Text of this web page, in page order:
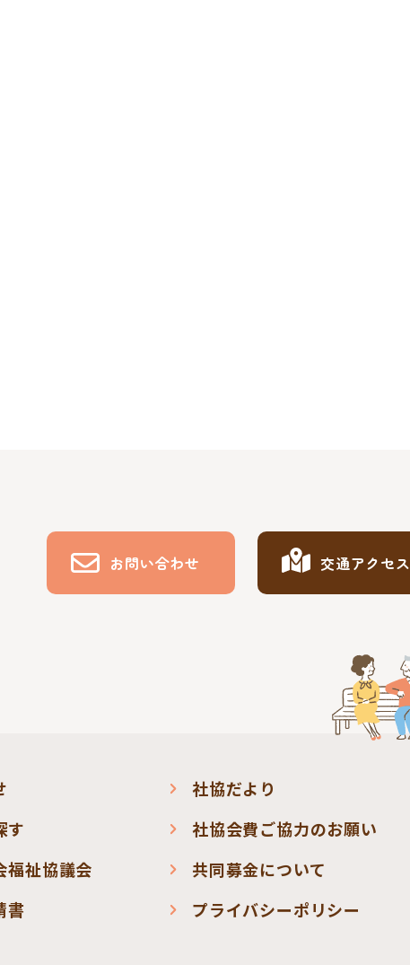
お問い合わせ 交通アクセス
社協だより
す
社協会費ご協力のお願い
福祉協議会
共同募金について
書
プライバシーポリシー